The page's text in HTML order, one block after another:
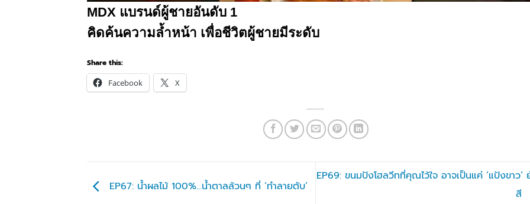
MDX แบรนด์ผู้ชายอันดับ 1
คิดค้นความล้ำหน้า เพื่อชีวิตผู้ชายมีระดับ
Share this:
Facebook
X
EP67: น้ำผลไม้ 100%…น้ำตาลล้วนๆ ที่ ‘ทำลายตับ’
EP69: ขนมปังโฮลวีทที่คุณไว้ใจ อาจเป็นแค่ ‘แป้งขาว’
สี